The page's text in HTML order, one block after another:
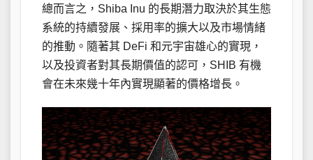
總而言之，Shiba Inu 的長期潛力取決於其生態
系統的持續發展、採用率的擴大以及市場情緒
的推動。隨著其 DeFi 和元宇宙雄心的實現，
以及投資者對其長期價值的認可，SHIB 有機
會在未來幾十年內實現顯著的價格增長。